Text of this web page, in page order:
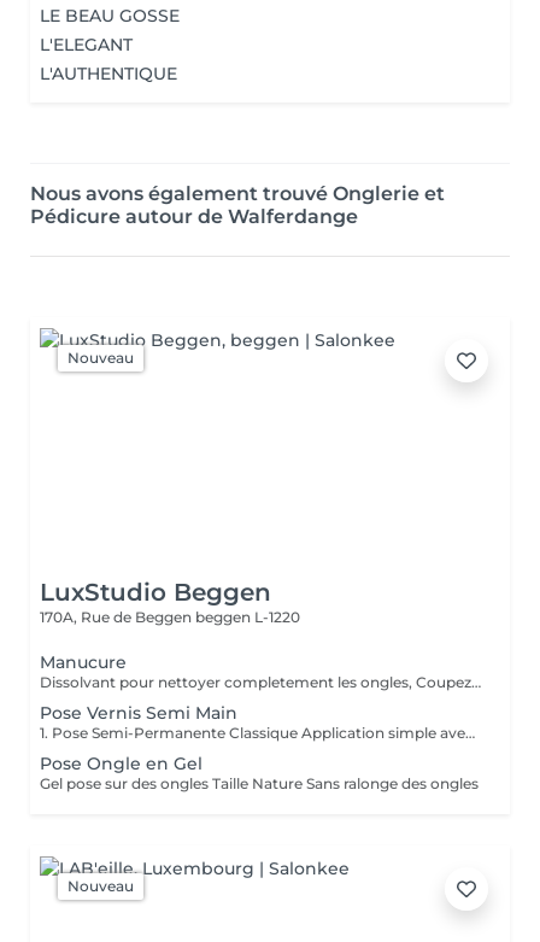
LE BEAU GOSSE
L'ELEGANT
L'AUTHENTIQUE
Nous avons également trouvé Onglerie et
Pédicure autour de Walferdange
Nouveau
LuxStudio Beggen
170A, Rue de Beggen beggen L-1220
Manucure
Dissolvant pour nettoyer completement les ongles, Coupez et Modelez les ongles avec une lime, Mouillez les mains quelques minutes pour ramollir les cuticules, Pousses les Cuticules avec batone pour repousser doucement vers l'arrière et coupez les excès, Hydratez les Mains avec crème et les cuticules pour maintenir la peau douce, Appliquez une base transparent pour protéger les ongles. Attendez suffisamment de tempos pour sèche.
Pose Vernis Semi Main
1. Pose Semi-Permanente Classique Application simple avec une fine couche de base. Idéale pour celles qui souhaitent de la couleur, de la brillance et un léger renfort. Tenue moyenne 2 semaines. 2. Pose Semi + Renfort Combinaison d'une base classique avec une couche de renfort. Offre une meilleure résistance que le semi-permanent classique, parfaite pour les ongles naturels. Moyenne Tenue de 2 à 3 semaines. 3. Pose Semi + Fiber Ultra Base classique combinée à un gel enrichi en fibres, idéale pour les ongles fragiles ou nécessitant un renforcement supplémentaire. Tenue Moyenne 3 à 4 semaines.
Pose Ongle en Gel
Gel pose sur des ongles Taille Nature Sans ralonge des ongles
Nouveau